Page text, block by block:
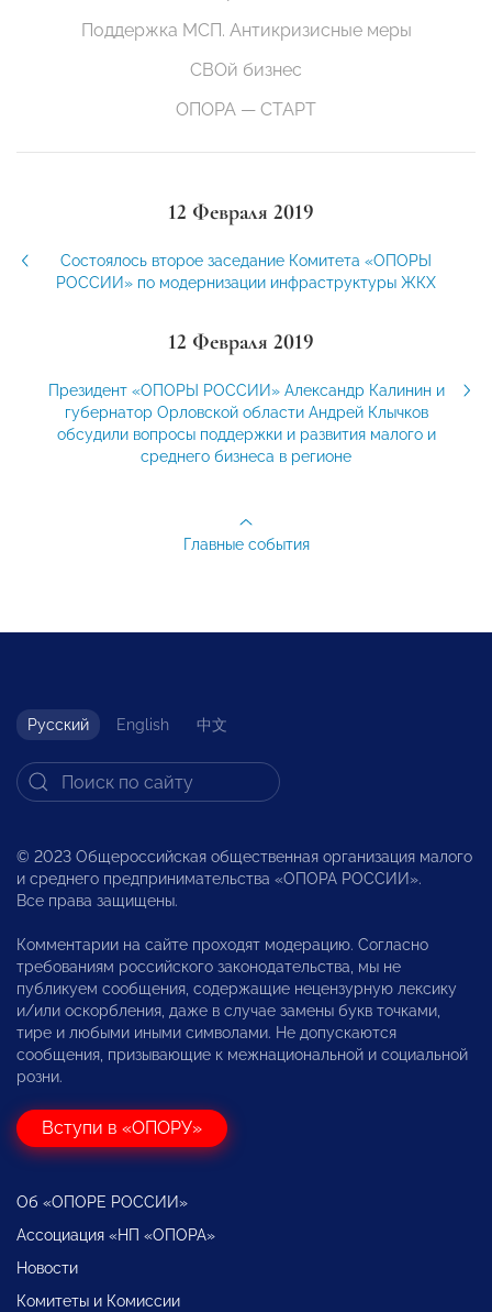
Поддержка МСП. Антикризисные меры
СВОй бизнес
ОПОРА — СТАРТ
12 Февраля 2019
Состоялось второе заседание Комитета «ОПОРЫ
РОССИИ» по модернизации инфраструктуры ЖКХ
12 Февраля 2019
Президент «ОПОРЫ РОССИИ» Александр Калинин и
губернатор Орловской области Андрей Клычков
обсудили вопросы поддержки и развития малого и
среднего бизнеса в регионе
Главные события
Русский English 中文
© 2023 Общероссийская общественная организация малого
и среднего предпринимательства «ОПОРА РОССИИ».
Все права защищены.
Комментарии на сайте проходят модерацию. Согласно
требованиям российского законодательства, мы не
публикуем сообщения, содержащие нецензурную лексику
и/или оскорбления, даже в случае замены букв точками,
тире и любыми иными символами. Не допускаются
сообщения, призывающие к межнациональной и социальной
розни.
Вступи в «ОПОРУ»
Об «ОПОРЕ РОССИИ»
Ассоциация «НП «ОПОРА»
Новости
Комитеты и Комиссии